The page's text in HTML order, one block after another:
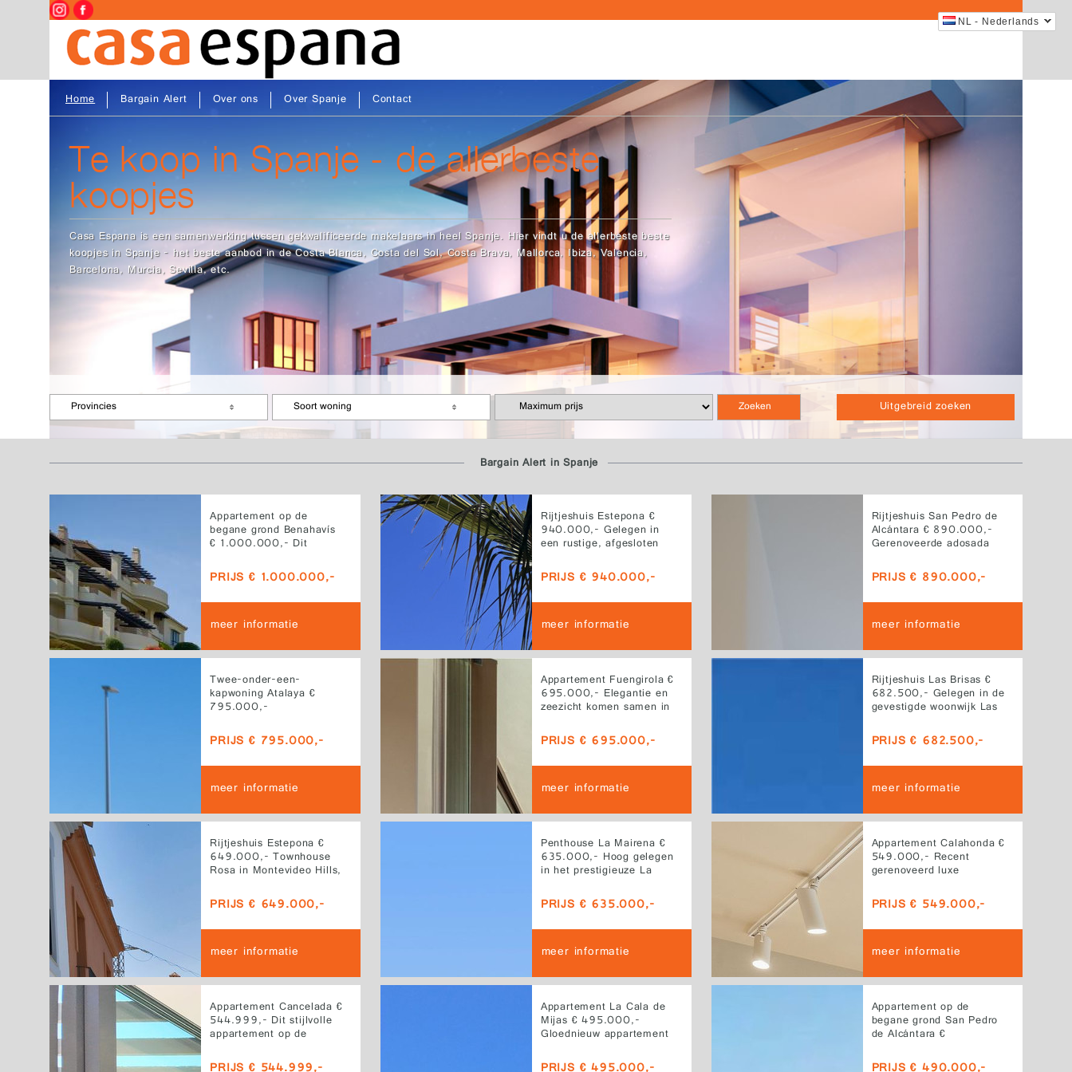
NL - Nederlands
Home Bargain Alert Over ons Over Spanje Contact
Uitgebreid zoeken
Provincies Soort woning
Te koop in Spanje - de allerbeste
koopjes
Casa Espana is een samenwerking tussen gekwalificeerde makelaars in heel Spanje. Hier vindt u de allerbeste beste
koopjes in Spanje - het beste aanbod in de Costa Blanca, Costa del Sol, Costa Brava, Mallorca, Ibiza, Valencia,
Barcelona, Murcia, Sevilla, etc.
Bargain Alert in Spanje
Appartement op de
begane grond Benahavís
€ 1.000.000,- Dit
op de begane grond ligt
in Los Capanes del Golf
in Benahavís, een van de
aan de Costa del Sol.
PRIJS € 1.000.000,-
meer informatie
Rijtjeshuis Estepona €
940.000,- Gelegen in
een rustige, afgesloten
combineert deze
townhouse aan de
frontlinie van de golfbaan
gedeeltelijk zeezicht en
Andalusische charme
PRIJS € 940.000,-
meer informatie
Rijtjeshuis San Pedro de
Alcántara € 890.000,-
Gerenoveerde adosada
de meest gewilde
gebieden van San Pedro
de Alcántara, op minder
boulevard en het strand.
PRIJS € 890.000,-
meer informatie
Twee-onder-een-
kapwoning Atalaya €
795.000,-
halfopen woning,
opgeleverd in 2025, in
het exclusieve nieuwe
PRIJS € 795.000,-
meer informatie
Appartement Fuengirola €
695.000,- Elegantie en
zeezicht komen samen in
de middelste verdieping
in Valley Collection aan
de Costa del Sol
PRIJS € 695.000,-
meer informatie
Rijtjeshuis Las Brisas €
682.500,- Gelegen in de
gevestigde woonwijk Las
deze royale townhouse
een zeldzame combinatie
van ruimte, privacy en
verdiepingen
PRIJS € 682.500,-
meer informatie
Rijtjeshuis Estepona €
649.000,- Townhouse
Rosa in Montevideo Hills,
gerenoveerde woning met
moderne afwerking en
mediterrane charme
PRIJS € 649.000,-
meer informatie
Penthouse La Mairena €
635.000,- Hoog gelegen
in het prestigieuze La
uitzonderlijke penthouse
ruime interieurs met een
indrukwekkend
PRIJS € 635.000,-
meer informatie
Appartement Calahonda €
549.000,- Recent
gerenoveerd luxe
middelste verdieping in
Calahonda Golf, direct
aan de golfbaan en met
zee, golf en omgeving
PRIJS € 549.000,-
meer informatie
Appartement Cancelada €
544.999,- Dit stijlvolle
appartement op de
in het gewilde Syzygy The
Appartement La Cala de
Mijas € 495.000,-
Gloednieuw appartement
verdieping in het gewilde
Appartement op de
begane grond San Pedro
de Alcántara €
investeerders